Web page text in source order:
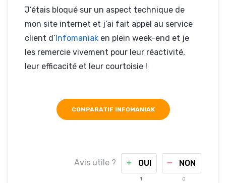
2019
Hébergé par
jeanraphael-
photographe.com
J’étais bloqué sur un aspect technique de
mon site internet et j’ai fait appel au service
client d’ Infomaniak en plein week-end et je
les remercie vivement pour leur réactivité,
leur efficacité et leur courtoisie !
COMPARATIF INFOMANIAK
Avis utile ? OUI
1
NON
0